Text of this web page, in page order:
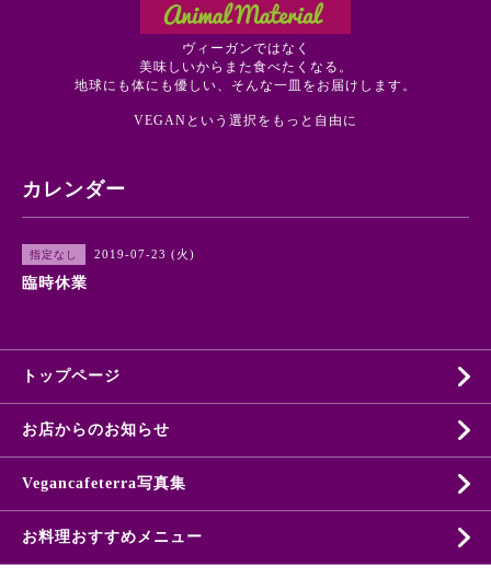
ヴィーガンではなく
美味しいからまた食べたくなる。
地球にも体にも優しい、そんな一皿をお届けします。
VEGANという選択をもっと自由に
カレンダー
指定なし 2019-07-23 (火)
臨時休業
トップページ
お店からのお知らせ
Vegancafeterra写真集
お料理おすすめメニュー